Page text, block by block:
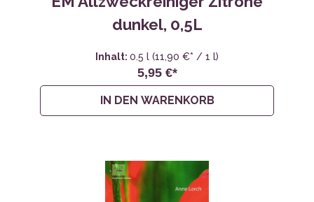
dunkel, 0,5L
Inhalt: 0.5 l (11,90 €* / 1 l)
5,95 €*
IN DEN WARENKORB